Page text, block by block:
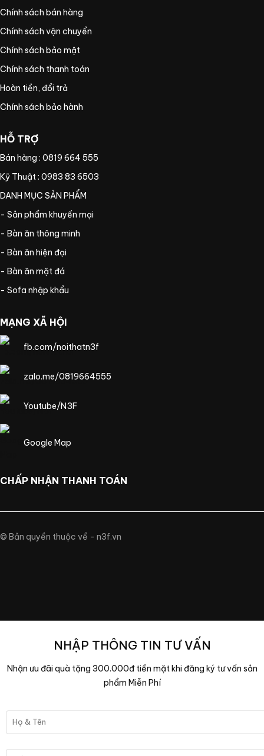
Chính sách bán hàng
Chính sách vận chuyển
Chính sách bảo mật
Chính sách thanh toán
Hoàn tiền, đổi trả
Chính sách bảo hành
HỖ TRỢ
Bán hàng : 0819 664 555
Kỹ Thuật : 0983 83 6503
DANH MỤC SẢN PHẨM
- Sản phẩm khuyến mại
- Bàn ăn thông minh
- Bàn ăn hiện đại
- Bàn ăn mặt đá
- Sofa nhập khẩu
MẠNG XÃ HỘI
fb.com/noithatn3f
zalo.me/0819664555
Youtube/N3F
Google Map
CHẤP NHẬN THANH TOÁN
© Bản quyền thuộc về - n3f.vn
NHẬP THÔNG TIN TƯ VẤN
Nhận ưu đãi quà tặng 300.000đ tiền mặt khi đăng ký tư vấn sản
phẩm Miễn Phí